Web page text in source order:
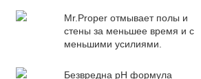
Mr.Proper отмывает полы и
стены за меньшее время и с
меньшими усилиями.
Безвредна рН формула